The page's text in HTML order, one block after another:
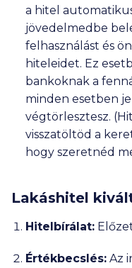
a hitel
jövedelmedbe
felhasználást és
hiteleidet. Ez
bankoknak a
minden esetben
végtörlesztesz.
visszatöltöd a
hogy szeretnéd
Lakáshitel
Hitelbírálat:
Értékbecslés: Az